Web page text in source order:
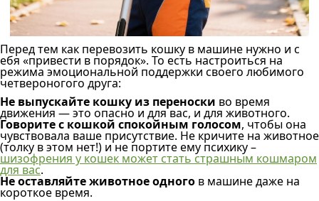
Перед тем как перевозить кошку в машине нужно и с
ебя «привести в порядок». То есть настроиться на
режима эмоциональной поддержки своего любимого
четвероногого друга:
Не выпускайте кошку из переноски во время
движения — это опасно и для вас, и для животного.
Говорите с кошкой спокойным голосом, чтобы она
чувствовала ваше присутствие. Не кричите на животное
(толку в этом нет!) и не портите ему психику –
шизофрения у кошек может стать страшным кошмаром
для вас.
Не оставляйте животное одного в машине даже на
короткое время.